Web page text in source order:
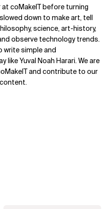
at coMakeIT before turning
down to make art, tell
science, art-history,
observe technology trends.
write simple and
Yuval Noah Harari. We are
and contribute to our